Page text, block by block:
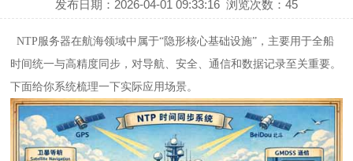
发布日期：2026-04-01 09:33:16 浏览次数：45
NTP服务器在航海领域中属于“隐形核心基础设施”，主要用于全船
时间统一与高精度同步，对导航、安全、通信和数据记录至关重要。
下面给你系统梳理一下实际应用场景。